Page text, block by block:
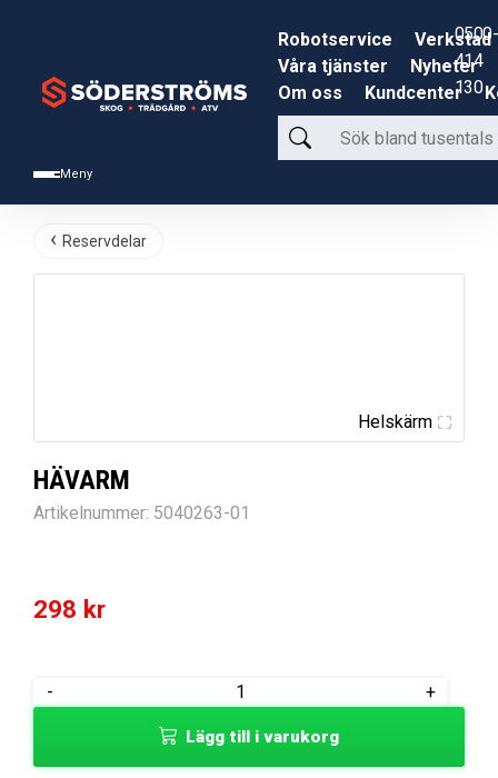
Meny
Robotservice
Verkstad
Våra tjänster
Nyheter
Om oss
Kundcenter
Sök
bland
produkter
0500-
414
130
Reservdelar
Helskärm
HÄVARM
Artikelnummer: 5040263-01
298 kr
-
HÄVARM
+
Lägg till i varukorg